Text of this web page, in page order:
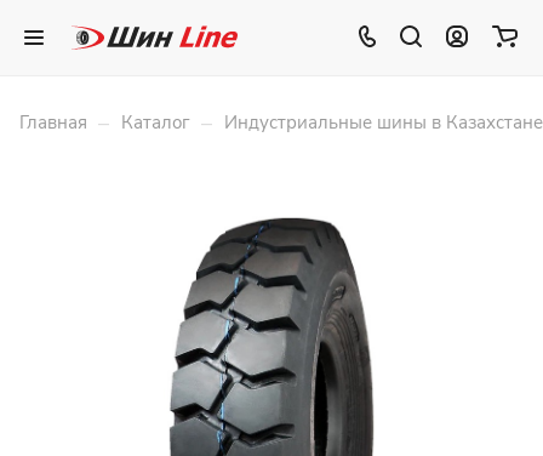
Главная – Каталог – Индустриальные шины в Казахстане